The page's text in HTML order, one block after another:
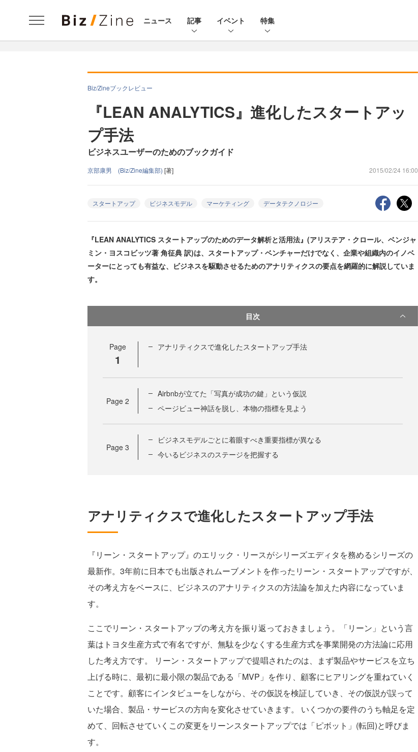
ニュース 記事 イベント 特集
Biz/Zineブックレビュー
『LEAN ANALYTICS』進化したスタートアッ
プ手法
ビジネスユーザーのためのブックガイド
京部康男 (Biz/Zine編集部) [著] 2015/02/24 16:00
スタートアップ ビジネスモデル マーケティング データテクノロジー
『LEAN ANALYTICS スタートアップのためのデータ解析と活用法』(アリステア・クロール、ベンジャ
ミン・ヨスコビッツ著 角征典 訳)は、スタートアップ・ベンチャーだけでなく、企業や組織内のイノベ
ーターにとっても有益な、ビジネスを駆動させるためのアナリティクスの要点を網羅的に解説していま
す。
目次
Page
1
アナリティクスで進化したスタートアップ手法
Page 2
Airbnbが立てた「写真が成功の鍵」という仮説
ページビュー神話を脱し、本物の指標を見よう
Page 3
ビジネスモデルごとに着眼すべき重要指標が異なる
今いるビジネスのステージを把握する
アナリティクスで進化したスタートアップ手法
『リーン・スタートアップ』のエリック・リースがシリーズエディタを務めるシリーズの
最新作。3年前に日本でも出版されムーブメントを作ったリーン・スタートアップですが、
その考え方をベースに、ビジネスのアナリティクスの方法論を加えた内容になっていま
す。
ここでリーン・スタートアップの考え方を振り返っておきましょう。「リーン」という言
葉はトヨタ生産方式で有名ですが、無駄を少なくする生産方式を事業開発の方法論に応用
した考え方です。 リーン・スタートアップで提唱されたのは、まず製品やサービスを立ち
上げる時に、最初に最小限の製品である「MVP」を作り、顧客にヒアリングを重ねていく
ことです。顧客にインタビューをしながら、その仮説を検証していき、その仮説が誤って
いた場合、製品・サービスの方向を変化させていきます。 いくつかの要件のうち軸足を定
めて、回転させていくこの変更をリーンスタートアップでは「ピボット」(転回)と呼びま
す。